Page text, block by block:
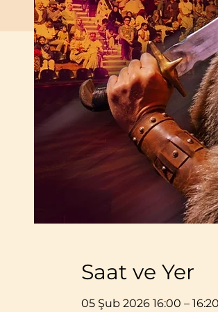
Saat ve Yer
05 Şub 2026 16:00 –